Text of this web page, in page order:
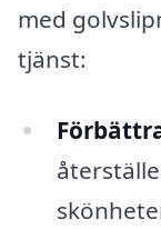
med
tjänst: